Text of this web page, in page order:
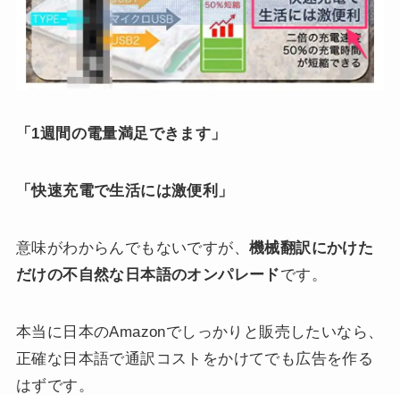
「1週間の電量満足できます」
「快速充電で生活には激便利」
意味がわからんでもないですが、 機械翻訳にかけた
だけの不自然な日本語のオンパレードです。
本当に日本のAmazonでしっかりと販売したいなら、
正確な日本語で通訳コストをかけてでも広告を作る
はずです。